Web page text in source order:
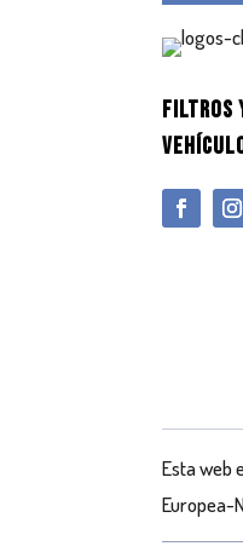
FILTROS
Esta web
Europea-